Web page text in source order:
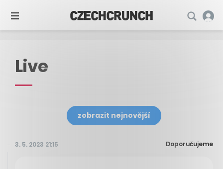
Live
zobrazit nejnovější
3. 5. 2023 21:15 Doporučujeme